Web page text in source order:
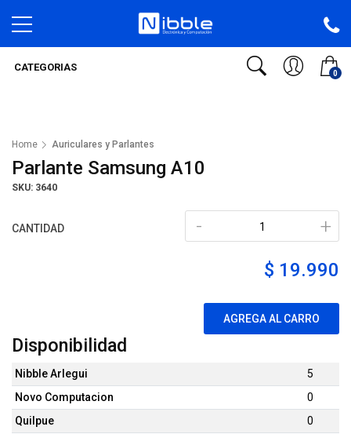
0
CATEGORIAS
Home Auriculares y Parlantes
Parlante Samsung A10
SKU: 3640
CANTIDAD +
-
$ 19.990
AGREGA AL CARRO
Disponibilidad
Nibble Arlegui
5
Novo Computacion
0
Quilpue
0